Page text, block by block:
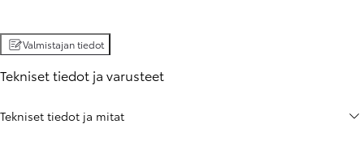
Valmistajan tiedot
Tekniset tiedot ja varusteet
Tekniset tiedot ja mitat